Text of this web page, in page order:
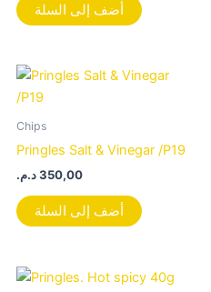
أضف إلى السلة
Chips
Pringles Salt & Vinegar /P19
350,00د.م.
أضف إلى السلة